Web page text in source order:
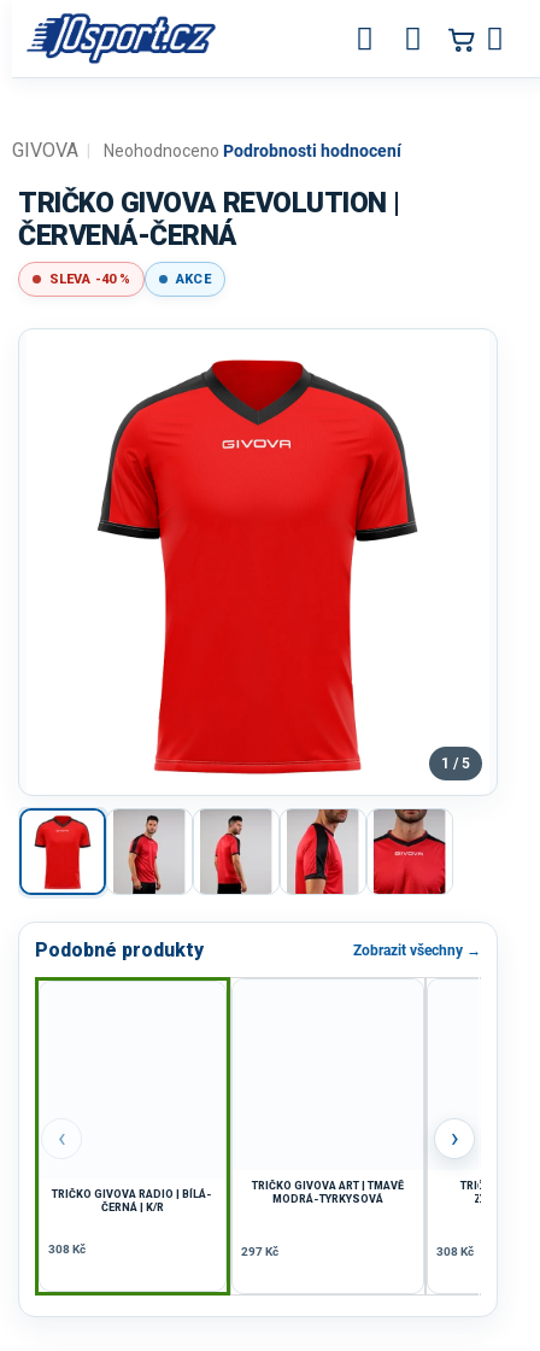
obsah
Průměrné
produktu
je
0,0
z
5
Neohodnoceno Podrobnosti hodnocení
GIVOVA
TRIČKO GIVOVA REVOLUTION |
ČERVENÁ-ČERNÁ
SLEVA -40 % AKCE
1 / 5
Podobné produkty Zobrazit všechny →
‹
TRIČKO GIVOVA RADIO | BÍLÁ-
ČERNÁ | K/R
308 Kč
TRIČKO GIVOVA ART | TMAVĚ
MODRÁ-TYRKYSOVÁ
297 Kč
TRIČKO
ZELENÁ-
308 Kč
›